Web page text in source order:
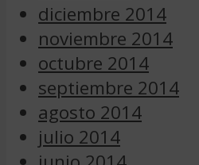
diciembre 2014
noviembre 2014
octubre 2014
septiembre 2014
agosto 2014
julio 2014